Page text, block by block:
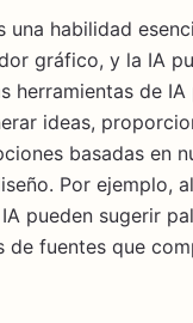
una habilidad
gráfico, y la IA
herramientas de IA
ideas,
basadas en
Por ejemplo,
pueden sugerir
de fuentes que